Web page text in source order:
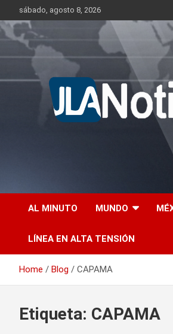
to
content
sábado, agosto 8, 2026
Jlanoticias
AL MINUTO MUNDO
LÍNEA EN ALTA TENSIÓN
Home Blog CAPAMA
Etiqueta: CAPAMA